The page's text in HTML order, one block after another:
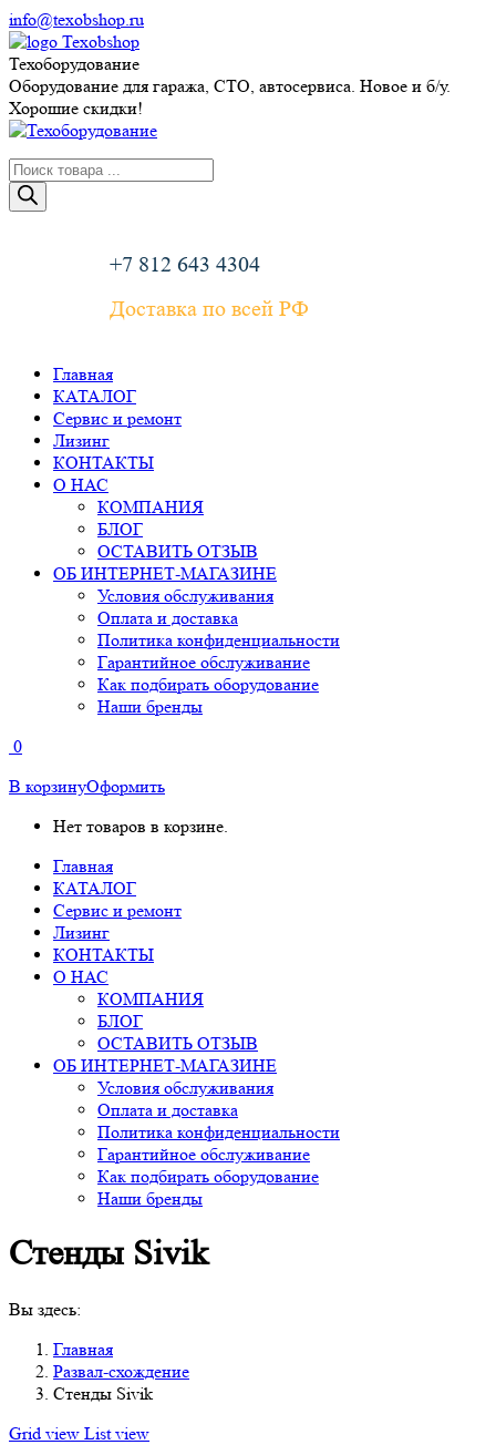
Перейти
к
содержанию
info@texobshop.ru
Telegram
page
opens
in
new
Whatsapp
page
opens
in
new
Вконтакте
page
opens
in
new
Сайт
page
opens
in
new
Техоборудование
Оборудование для гаража, СТО, автосервиса. Новое и б/у.
Хорошие скидки!
Поиск
товаров
+7 812 643 4304
Доставка по всей РФ
Главная
КАТАЛОГ
Сервис и ремонт
Лизинг
КОНТАКТЫ
О НАС
КОМПАНИЯ
БЛОГ
ОСТАВИТЬ ОТЗЫВ
ОБ ИНТЕРНЕТ-МАГАЗИНЕ
Условия обслуживания
Оплата и доставка
Политика конфиденциальности
Гарантийное обслуживание
Как подбирать оборудование
Наши бренды
0
В корзинуОформить
Нет товаров в корзине.
Главная
КАТАЛОГ
Сервис и ремонт
Лизинг
КОНТАКТЫ
О НАС
КОМПАНИЯ
БЛОГ
ОСТАВИТЬ ОТЗЫВ
ОБ ИНТЕРНЕТ-МАГАЗИНЕ
Условия обслуживания
Оплата и доставка
Политика конфиденциальности
Гарантийное обслуживание
Как подбирать оборудование
Наши бренды
Стенды Sivik
Вы здесь:
Главная
Развал-схождение
Стенды Sivik
Grid view List view